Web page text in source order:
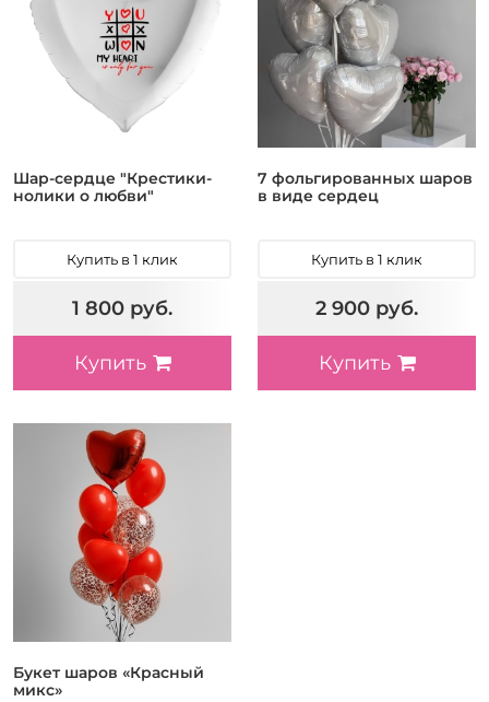
Шар-сердце "Крестики-
нолики о любви"
Купить в 1 клик
1 800 руб.
Купить
7 фольгированных шаров
в виде сердец
Купить в 1 клик
2 900 руб.
Купить
Букет шаров «Красный
микс»